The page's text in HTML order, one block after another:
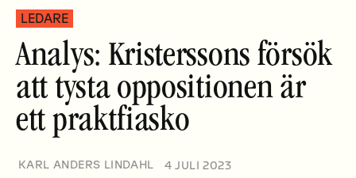
LEDARE
Analys: Kristerssons försök
att tysta oppositionen är
ett praktfiasko
KARL ANDERS LINDAHL 4 JULI 2023